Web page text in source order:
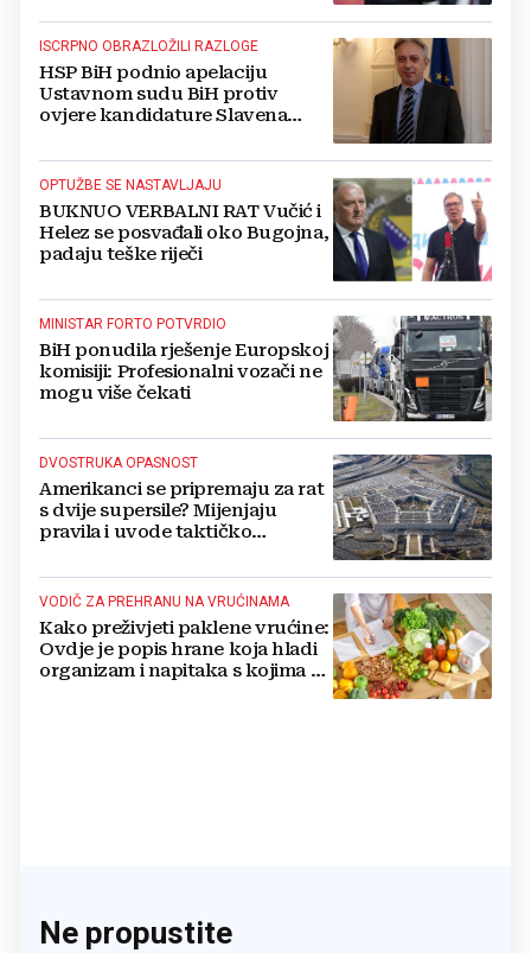
ISCRPNO OBRAZLOŽILI RAZLOGE
HSP BiH podnio apelaciju
Ustavnom sudu BiH protiv
ovjere kandidature Slavena
OPTUŽBE SE NASTAVLJAJU
BUKNUO VERBALNI RAT Vučić i
Helez se posvađali oko Bugojna,
padaju teške riječi
MINISTAR FORTO POTVRDIO
BiH ponudila rješenje Europskoj
komisiji: Profesionalni vozači ne
mogu više čekati
DVOSTRUKA OPASNOST
Amerikanci se pripremaju za rat
s dvije supersile? Mijenjaju
pravila i uvode taktičko
VODIČ ZA PREHRANU NA VRUĆINAMA
Kako preživjeti paklene vrućine:
Ovdje je popis hrane koja hladi
organizam i napitaka s kojima si
Ne propustite